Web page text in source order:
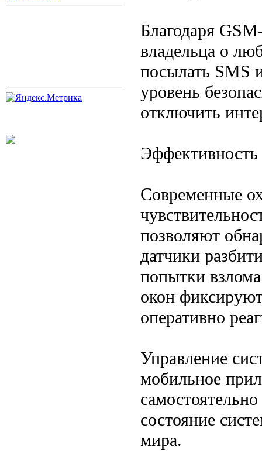
Благодаря
владельца о
посылать SMS
уровень
отключить
Эффективность
Современные
позволяют
датчики
попытки
окон
оперативно
Управление
мобильное
состояние
мира.